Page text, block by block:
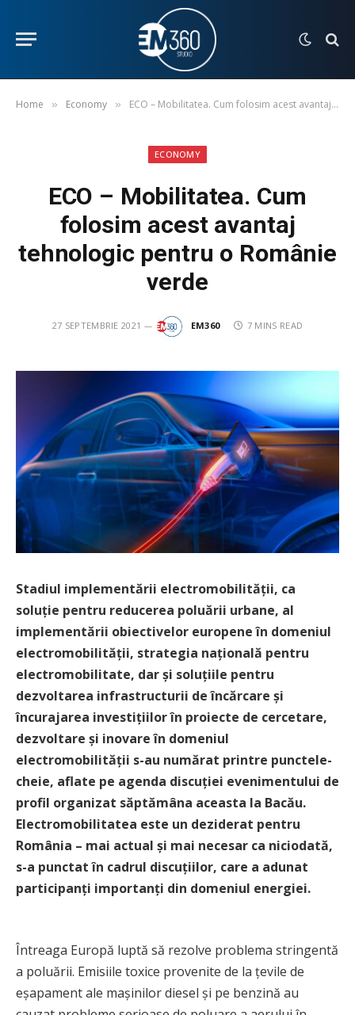
Home » Economy » ECO – Mobilitatea. Cum folosim acest avantaj tehnologic pentru o Românie verde
ECONOMY
ECO – Mobilitatea. Cum
folosim acest avantaj
tehnologic pentru o Românie
verde
27 SEPTEMBRIE 2021 EM360 7 MINS READ
Stadiul implementării electromobilității, ca
soluție pentru reducerea poluării urbane, al
implementării obiectivelor europene în domeniul
electromobilităţii, strategia naţională pentru
electromobilitate, dar și soluțiile pentru
dezvoltarea infrastructurii de încărcare și
încurajarea investiţiilor în proiecte de cercetare,
dezvoltare şi inovare în domeniul
electromobilităţii s-au numărat printre punctele-
cheie, aflate pe agenda discuției evenimentului de
profil organizat săptămâna aceasta la Bacău.
Electromobilitatea este un deziderat pentru
România – mai actual și mai necesar ca niciodată,
s-a punctat în cadrul discuțiilor, care a adunat
participanți importanți din domeniul energiei.
Întreaga Europă luptă să rezolve problema stringentă
a poluării. Emisiile toxice provenite de la țevile de
eșapament ale mașinilor diesel și pe benzină au